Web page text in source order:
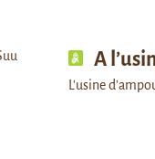
A
L'usine